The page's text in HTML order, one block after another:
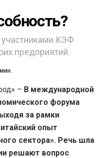
участниками КЭФ
предприятий.
– В международной
форума
за рамки
опыт
сектора». Речь шла
решают вопрос